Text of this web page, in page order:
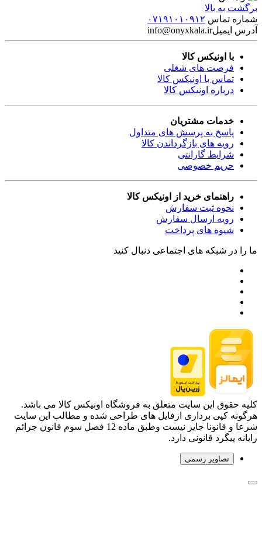
برگشت به بالا
شماره تماس ۰۷۱۹۱۰۱۰۹۱۲
آدرس ایمیلinfo@onyxkala.ir
با اونیکس کالا
فرصت های شغلی
تماس با اونیکس کالا
درباره اونیکس کالا
خدمات مشتریان
پاسخ به پرسش های متداول
رویه های بازگرداندن کالا
شرایط گارانتی
حریم خصوصی
راهنمای خرید از اونیکس کالا
نحوه ثبت سفارش
رویه ارسال سفارش
شیوه های پرداخت
ما را در شبکه های اجتماعی دنبال کنید
کلیه حقوق این سایت متعلق به فروشگاه اونیکس کالا می باشد.
هرگونه کپی برداری ازفایل های طراحی شده و مطالب این سایت
شرعا و قانونا جایز نیست وطبق ماده 12 فصل سوم قانون جرائم
رایانه پیگرد قانونی دارد.
تصاویر رسمی